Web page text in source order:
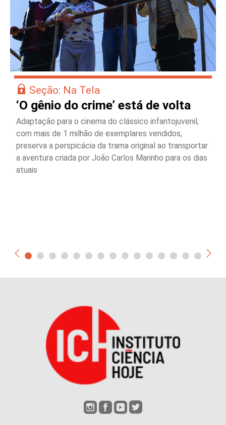
Seção: Na Tela
‘O gênio do crime’ está de volta
Adaptação para o cinema do clássico infantojuvenil,
com mais de 1 milhão de exemplares vendidos,
preserva a perspicácia da trama original ao transportar
a aventura criada por João Carlos Marinho para os dias
atuais